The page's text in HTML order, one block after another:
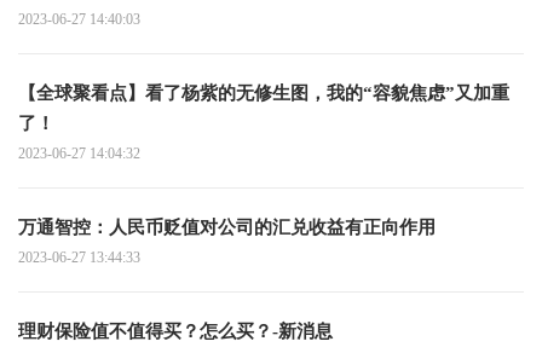
2023-06-27 14:40:03
【全球聚看点】看了杨紫的无修生图，我的“容貌焦虑”又加重
了！
2023-06-27 14:04:32
万通智控：人民币贬值对公司的汇兑收益有正向作用
2023-06-27 13:44:33
理财保险值不值得买？怎么买？-新消息